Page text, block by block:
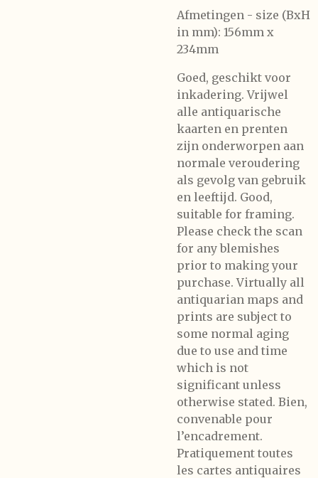
Afmetingen - size (BxH
in mm): 156mm x
234mm
Goed, geschikt voor
inkadering. Vrijwel
alle antiquarische
kaarten en prenten
zijn onderworpen aan
normale veroudering
als gevolg van gebruik
en leeftijd. Good,
suitable for framing.
Please check the scan
for any blemishes
prior to making your
purchase. Virtually all
antiquarian maps and
prints are subject to
some normal aging
due to use and time
which is not
significant unless
otherwise stated. Bien,
convenable pour
l’encadrement.
Pratiquement toutes
les cartes antiquaires